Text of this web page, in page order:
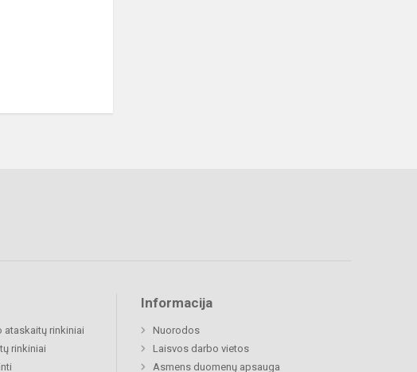
ataskaitų rinkiniai
rinkiniai
Informacija
Nuorodos
Laisvos darbo vietos
Asmens duomenų apsauga